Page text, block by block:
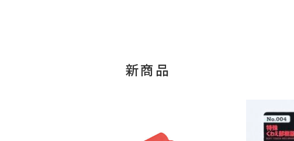
新商品